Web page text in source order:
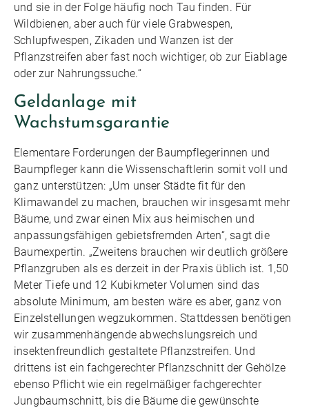
und sie in der Folge häufig noch Tau finden. Für
Wildbienen, aber auch für viele Grabwespen,
Schlupfwespen, Zikaden und Wanzen ist der
Pflanzstreifen aber fast noch wichtiger, ob zur Eiablage
oder zur Nahrungssuche.“
Geldanlage mit
Wachstumsgarantie
Elementare Forderungen der Baumpflegerinnen und
Baumpfleger kann die Wissenschaftlerin somit voll und
ganz unterstützen: „Um unser Städte fit für den
Klimawandel zu machen, brauchen wir insgesamt mehr
Bäume, und zwar einen Mix aus heimischen und
anpassungsfähigen gebietsfremden Arten“, sagt die
Baumexpertin. „Zweitens brauchen wir deutlich größere
Pflanzgruben als es derzeit in der Praxis üblich ist. 1,50
Meter Tiefe und 12 Kubikmeter Volumen sind das
absolute Minimum, am besten wäre es aber, ganz von
Einzelstellungen wegzukommen. Stattdessen benötigen
wir zusammenhängende abwechslungsreich und
insektenfreundlich gestaltete Pflanzstreifen. Und
drittens ist ein fachgerechter Pflanzschnitt der Gehölze
ebenso Pflicht wie ein regelmäßiger fachgerechter
Jungbaumschnitt, bis die Bäume die gewünschte